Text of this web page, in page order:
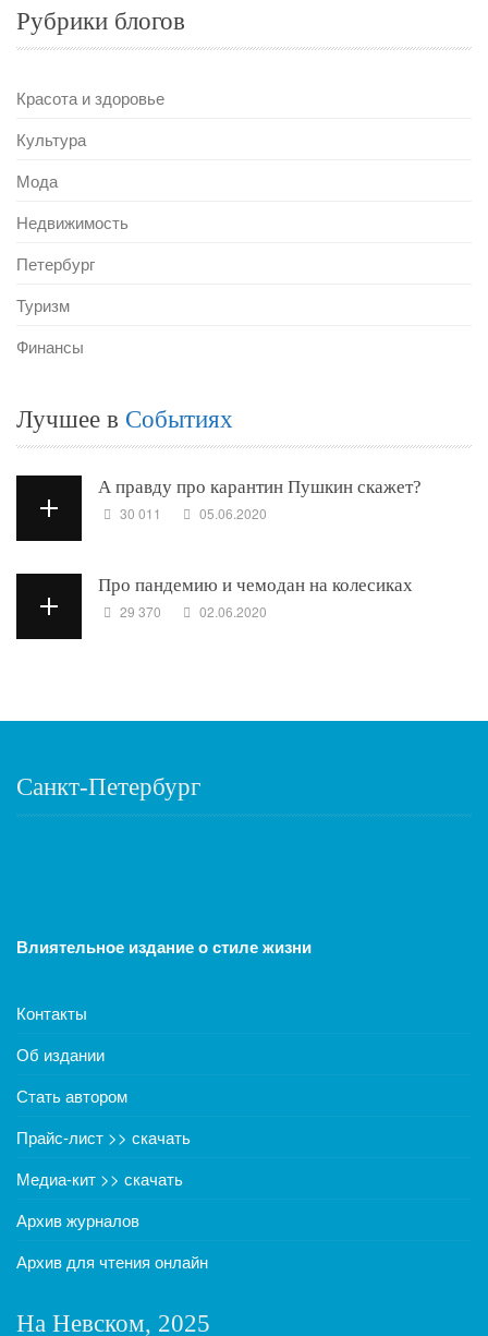
Рубрики блогов
Красота и здоровье
Культура
Мода
Недвижимость
Петербург
Туризм
Финансы
Лучшее в Событиях
А правду про карантин Пушкин скажет?
30 011 05.06.2020
Про пандемию и чемодан на колесиках
29 370 02.06.2020
Санкт-Петербург
Влиятельное издание о стиле жизни
Контакты
Об издании
Стать автором
Прайс-лист >> скачать
Медиа-кит >> скачать
Архив журналов
Архив для чтения онлайн
На Невском, 2025